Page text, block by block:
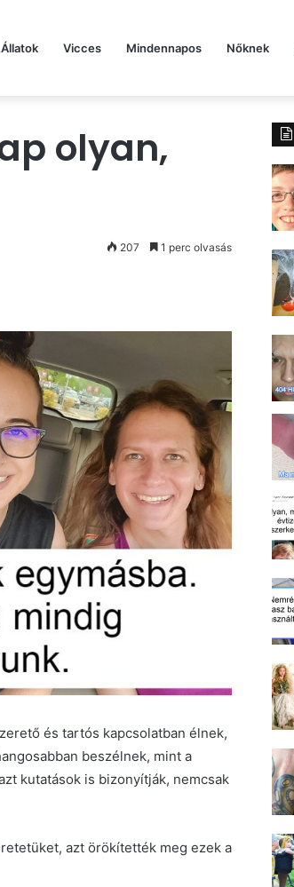
Állatok Vicces Mindennapos Nőknek
olyan,
207 1 perc olvasás
és tartós kapcsolatban élnek,
beszélnek, mint a
kutatások is bizonyítják, nemcsak
azt örökítették meg ezek a